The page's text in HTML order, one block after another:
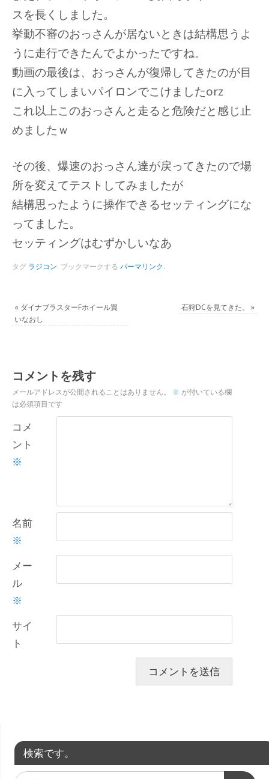
スを長くしました。
挙動不審のおっさんが居ないときは結構思うよ
うに走行できたんでよかったですね。
動画の最後は、おっさんが復帰してきたのが目
に入ってしまいパイロンでこけましたorz
これ以上このおっさんと走ると危険だと感じ止
めましたｗ
その後、爆速のおっさん達が戻ってきたので場
所を変えてテストしてみましたが
結構思ったように操作できるセッティングにな
ってました。
セッティングはむずかしいなあ
タグ ラジコン. ブックマークするパーマリンク.
« ダイナブラスターFホイール買
いなおし
石狩DCを見てきた。 »
コメントを残す
メールアドレスが公開されることはありません。 ※ が付いている欄
は必須項目です
コメ
ント
※
名前
※
メー
ル
※
サイ
ト
検索です。